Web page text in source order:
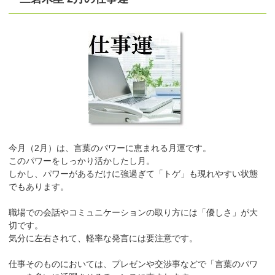
今月（2月）は、言葉のパワーに恵まれる月運です。
このパワーをしっかり活かしたし月。
しかし、パワーがあるだけに強過ぎて「トゲ」も現れやすい状態
でもあります。
職場での会話やコミュニケーションの取り方には「優しさ」が大
切です。
気分に左右されて、軽率な発言には要注意です。
仕事そのものにおいては、プレゼンや交渉事などで「言葉のパワ